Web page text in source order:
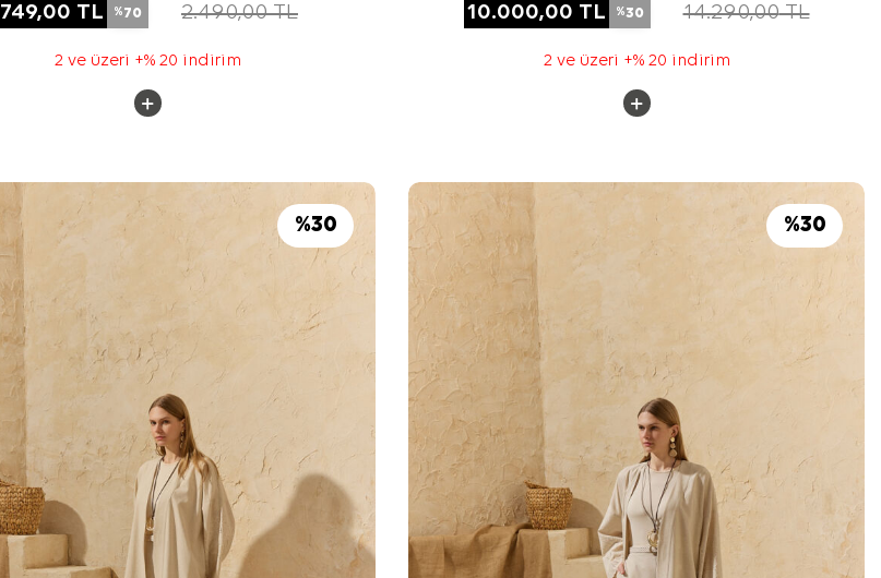
749,00 TL %70 2.490,00TL
2 ve üzeri +% 20 indirim
10.000,00 TL %30 14.290,00TL
2 ve üzeri +% 20 indirim
%30 %30